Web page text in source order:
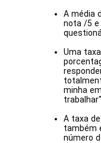
A média
nota /5 e
Uma
minha
trabalhar"
A taxa
também
número